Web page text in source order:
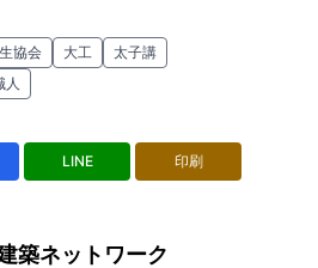
協会 大工
太子講
人
LINE 印刷
築ネットワーク